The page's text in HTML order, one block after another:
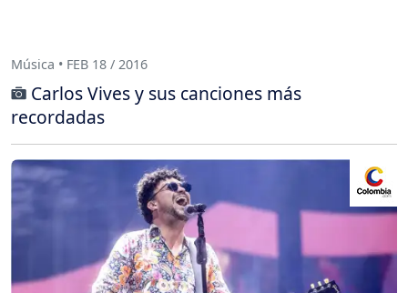
Música • FEB 18 / 2016
Carlos Vives y sus canciones más
recordadas